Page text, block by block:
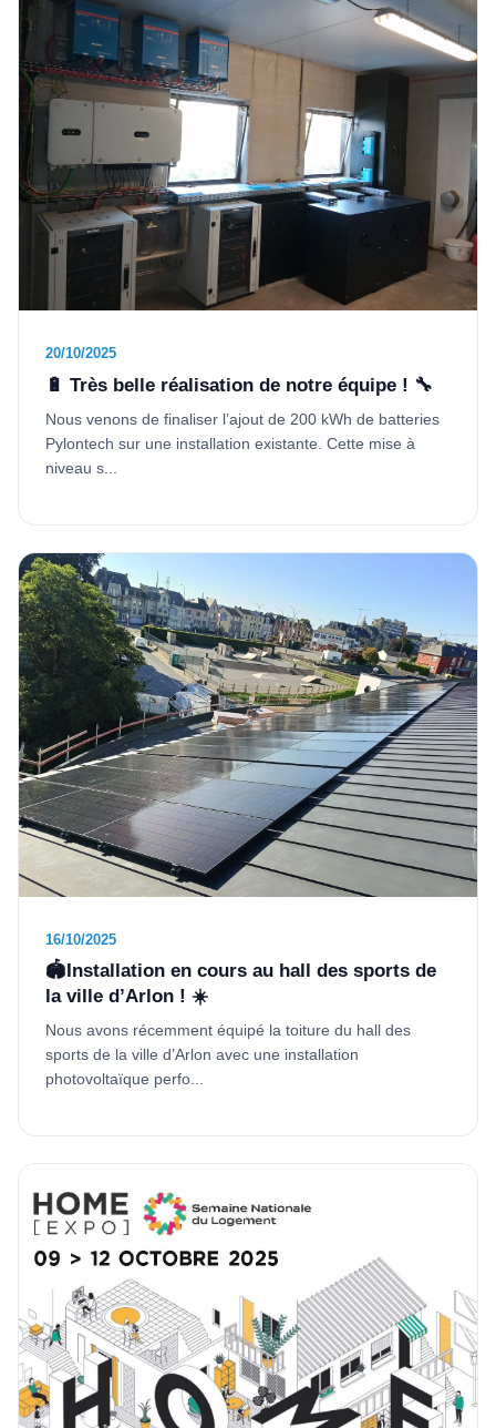
20/10/2025
🔋 Très belle réalisation de notre équipe ! 🔧
Nous venons de finaliser l’ajout de 200 kWh de batteries
Pylontech sur une installation existante. Cette mise à
niveau s...
16/10/2025
🏟️Installation en cours au hall des sports de
la ville d’Arlon ! ☀️
Nous avons récemment équipé la toiture du hall des
sports de la ville d’Arlon avec une installation
photovoltaïque perfo...